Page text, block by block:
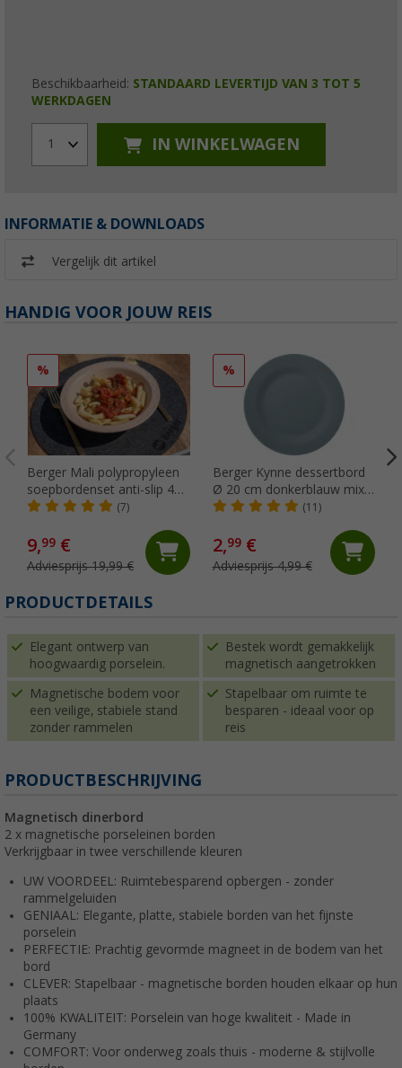
Beschikbaarheid: STANDAARD LEVERTIJD VAN 3 TOT 5
WERKDAGEN
1 IN WINKELWAGEN
INFORMATIE & DOWNLOADS
Vergelijk dit artikel
HANDIG VOOR JOUW REIS
%
Berger Mali polypropyleen
soepbordenset anti-slip 4
st. Ø 21,5 cm passend bij
(7)
9,99 €
Adviesprijs 19,99 €
%
Berger Kynne dessertbord
Ø 20 cm donkerblauw mix
& match
(11)
2,99€
Adviesprijs 4,99 €
PRODUCTDETAILS
Elegant ontwerp van
hoogwaardig porselein.
Bestek wordt gemakkelijk
magnetisch aangetrokken
Magnetische bodem voor
een veilige, stabiele stand
zonder rammelen
Stapelbaar om ruimte te
besparen - ideaal voor op
reis
PRODUCTBESCHRIJVING
Magnetisch dinerbord
2 x magnetische porseleinen borden
Verkrijgbaar in twee verschillende kleuren
UW VOORDEEL: Ruimtebesparend opbergen - zonder
rammelgeluiden
GENIAAL: Elegante, platte, stabiele borden van het fijnste
porselein
PERFECTIE: Prachtig gevormde magneet in de bodem van het
bord
CLEVER: Stapelbaar - magnetische borden houden elkaar op hun
plaats
100% KWALITEIT: Porselein van hoge kwaliteit - Made in
Germany
COMFORT: Voor onderweg zoals thuis - moderne & stijlvolle